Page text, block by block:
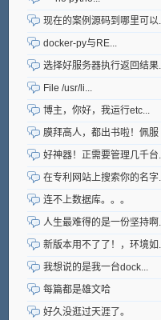
现在的案例源码到哪里可以...
docker-py与RE...
选择好服务器执行返回结果...
File /usr/li...
博主，你好，我运行etc...
膜拜高人，都出书啦！佩服
好神器！正需要管理几千台...
在专利网站上搜索你的名字...
连不上数据库。。。
人生最难得的是一份坚持啊...
新版本用不了了！，环境如...
我想说的是我一台dock...
每篇都是雄文哈
好久没逛过天涯了。